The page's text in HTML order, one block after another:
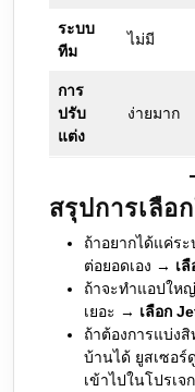
ระบบ
ทีม
ไม่มี
การ
ปรับ
แต่ง
ง่ายมาก
สรุปการเลือ
ถ้าอยากได้แค่ร
ต่อยอดเอง → เ
ถ้าจะทำแอปให
เยอะ → เลือก
ถ้าต้องการแบ่ง
บ้านได้ ยูสเซอร์
เข้าไปในโปรเจ